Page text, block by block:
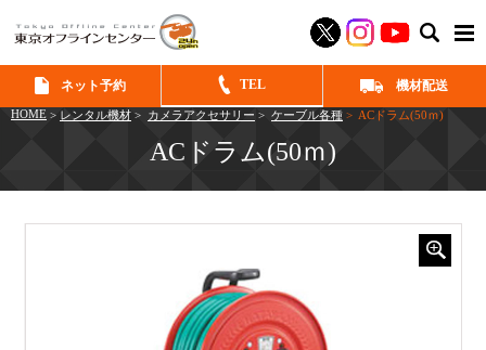
ネット予約 TEL 機材配送
HOME > レンタル機材 > カメラアクセサリー > ケーブル各種 > ACドラム(50ｍ)
ACドラム(50ｍ)